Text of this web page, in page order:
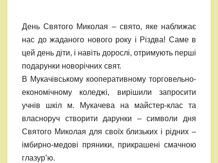
День Святого Миколая – свято, яке наближає
нас до жаданого нового року і Різдва! Саме в
цей день діти, і навіть дорослі, отримують перші
подарунки новорічних свят.
В Мукачівському кооперативному торговельно-
економічному коледжі, вирішили запросити
учнів шкіл м. Мукачева на майстер-клас та
власноруч створити дарунки – символи дня
Святого Миколая для своїх близьких і рідних –
імбирно-медові пряники, прикрашені смачною
глазур’ю.